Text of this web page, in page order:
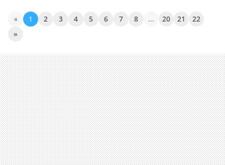
« 1 2 3 4 5 6 7 8 ... 20 21
22
»